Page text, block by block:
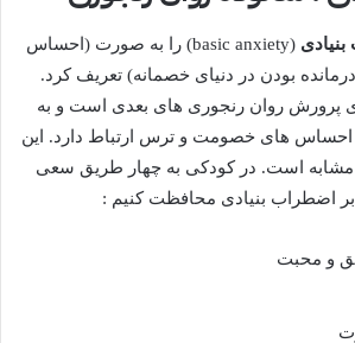
(basic anxiety) را به صورت (احساس
درمانده بودن در دنیای خصمانه) تعریف کرد.
پرورش روان رنجوری های بعدی است و به
احساس های خصومت و ترس ارتباط دارد. این
مشابه است. در کودکی به چهار طریق سعی
اضطراب بنیادی محافظت کنیم :
و محبت